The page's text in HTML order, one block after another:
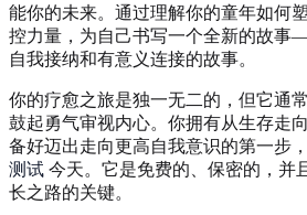
能你的未来。通过理解你的童年如何
控力量，为自己书写一个全新的故事
自我接纳和有意义连接的故事。
你的疗愈之旅是独一无二的，但它通
鼓起勇气审视内心。你拥有从生存走
备好迈出走向更高自我意识的第一步
测试 今天。它是免费的、保密的，并
长之路的关键。